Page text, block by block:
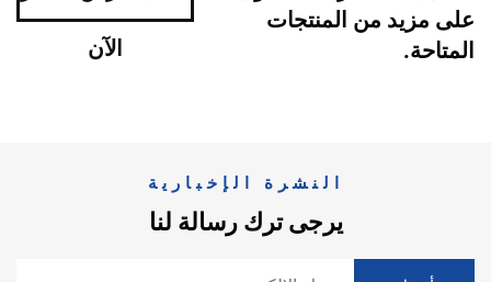
على مزيد من المنتجات
المتاحة.
الآن
النشرة الإخبارية
يرجى ترك رسالة لنا